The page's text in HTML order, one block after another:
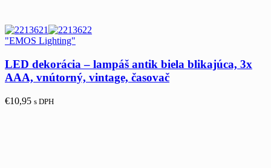
"EMOS Lighting"
LED dekorácia – lampáš antik biela blikajúca, 3x
AAA, vnútorný, vintage, časovač
€10,95 s DPH